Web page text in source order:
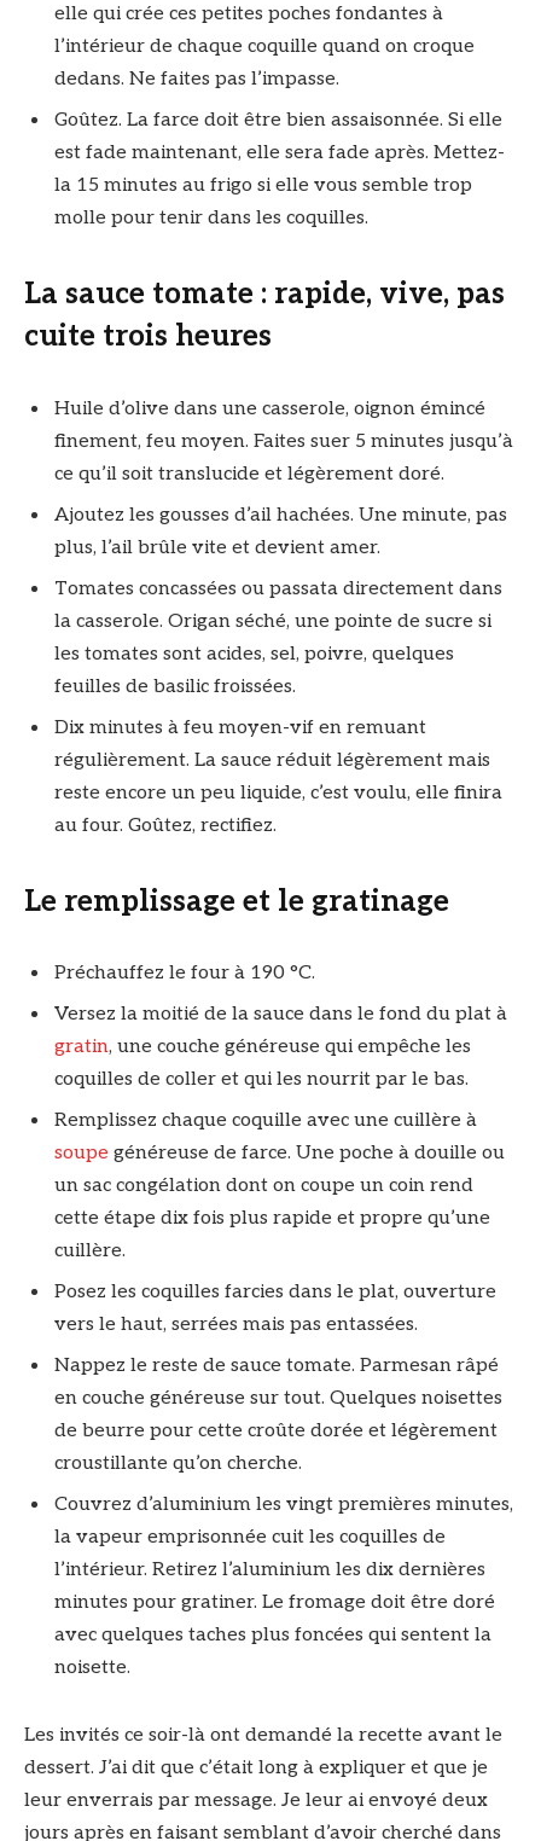
elle qui crée ces petites poches fondantes à
l’intérieur de chaque coquille quand on croque
dedans. Ne faites pas l’impasse.
Goûtez. La farce doit être bien assaisonnée. Si elle
est fade maintenant, elle sera fade après. Mettez-
la 15 minutes au frigo si elle vous semble trop
molle pour tenir dans les coquilles.
La sauce tomate : rapide, vive, pas
cuite trois heures
Huile d’olive dans une casserole, oignon émincé
finement, feu moyen. Faites suer 5 minutes jusqu’à
ce qu’il soit translucide et légèrement doré.
Ajoutez les gousses d’ail hachées. Une minute, pas
plus, l’ail brûle vite et devient amer.
Tomates concassées ou passata directement dans
la casserole. Origan séché, une pointe de sucre si
les tomates sont acides, sel, poivre, quelques
feuilles de basilic froissées.
Dix minutes à feu moyen-vif en remuant
régulièrement. La sauce réduit légèrement mais
reste encore un peu liquide, c’est voulu, elle finira
au four. Goûtez, rectifiez.
Le remplissage et le gratinage
Préchauffez le four à 190 °C.
Versez la moitié de la sauce dans le fond du plat à
gratin, une couche généreuse qui empêche les
coquilles de coller et qui les nourrit par le bas.
Remplissez chaque coquille avec une cuillère à
soupe généreuse de farce. Une poche à douille ou
un sac congélation dont on coupe un coin rend
cette étape dix fois plus rapide et propre qu’une
cuillère.
Posez les coquilles farcies dans le plat, ouverture
vers le haut, serrées mais pas entassées.
Nappez le reste de sauce tomate. Parmesan râpé
en couche généreuse sur tout. Quelques noisettes
de beurre pour cette croûte dorée et légèrement
croustillante qu’on cherche.
Couvrez d’aluminium les vingt premières minutes,
la vapeur emprisonnée cuit les coquilles de
l’intérieur. Retirez l’aluminium les dix dernières
minutes pour gratiner. Le fromage doit être doré
avec quelques taches plus foncées qui sentent la
noisette.
Les invités ce soir-là ont demandé la recette avant le
dessert. J’ai dit que c’était long à expliquer et que je
leur enverrais par message. Je leur ai envoyé deux
jours après en faisant semblant d’avoir cherché dans